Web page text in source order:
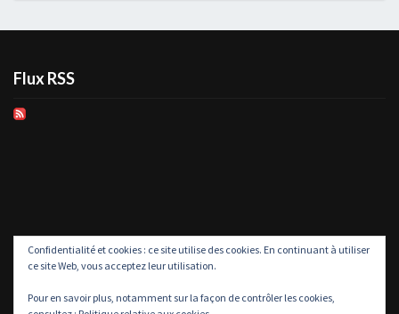
Flux RSS
Confidentialité et cookies : ce site utilise des cookies. En continuant à utiliser
ce site Web, vous acceptez leur utilisation.
Pour en savoir plus, notamment sur la façon de contrôler les cookies,